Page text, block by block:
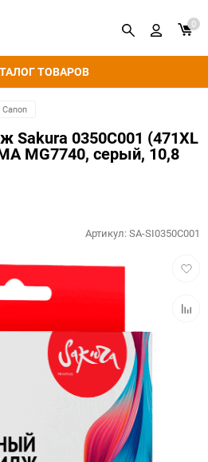
ТОВАРОВ
0
Canon
Sakura 0350C001 (471XL
MG7740, серый, 10,8
Артикул:SA-SI0350C001